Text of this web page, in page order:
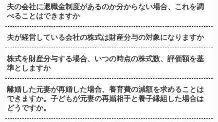
夫の会社に退職金制度があるのか分からない場合、これを調
べることはできますか
夫が経営している会社の株式は財産分与の対象になりますか
株式を財産分与する場合、いつの時点の株式数、評価額を基
準としますか
離婚した元妻が再婚した場合、養育費の減額を求めることは
できますか。子どもが元妻の再婚相手と養子縁組した場合は
どうですか。